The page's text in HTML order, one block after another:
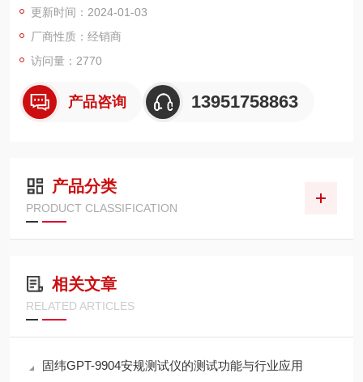
值等一键测量，支持端口阻抗转换、端口扩展、夹具仿真和去嵌
入功能
更新时间：2024-01-03
厂商性质：经销商
访问量：2770
产品咨询 13951758863
产品分类
PRODUCT CLASSIFICATION
相关文章
RELATED ARTICLES
固纬GPT-9904安规测试仪的测试功能与行业应用